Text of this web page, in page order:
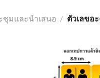
มและนำเสนอ / ตัวเลขอ